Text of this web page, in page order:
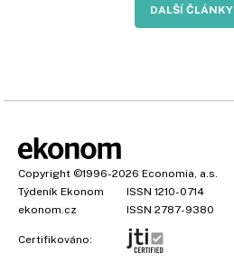
DALŠÍ ČLÁNKY
Copyright ©1996-2026 Economia, a.s.
Týdeník Ekonom
ISSN 1210-0714
ekonom.cz
ISSN 2787-9380
Certifikováno: